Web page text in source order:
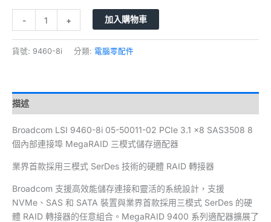
- + 加入購物車
貨號: 9460-8i 分類: 電腦零配件
描述
Broadcom LSI 9460-8i 05-50011-02 PCIe 3.1 x8 SAS3508 8
個內部連接埠 MegaRAID 三模式儲存適配器
業界首款採用三模式 SerDes 技術的硬體 RAID 轉接器
Broadcom 支援高效能儲存連接和靈活的系統設計，支援
NVMe、SAS 和 SATA 裝置與業界首款採用三模式 SerDes 的硬
體 RAID 轉接器的任意組合。MegaRAID 9400 系列適配器擴展了